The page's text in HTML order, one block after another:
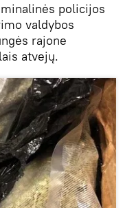
policijos
valdybos
rajone
atvejų.